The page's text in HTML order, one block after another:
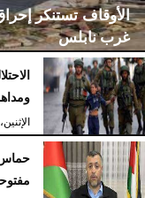
الأوقاف تستنكر
غرب نابلس
الإثنين، 23 فبراير 2026 02:15 مـالإثنين، 23 فبراير 2026
حماس